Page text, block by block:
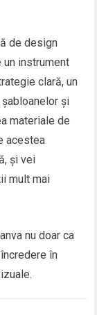
de design
instrument
clară, un
și
materiale de
acestea
și vei
mult mai
nu doar ca
în